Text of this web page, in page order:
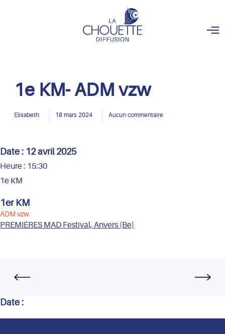
O
1e KM- ADM vzw
Elisabeth 18 mars 2024 Aucun commentaire
Date : 12 avril 2025
Heure : 15:30
1e KM
1er KM
ADM vzw
PREMIÈRES MAD Festival, Anvers (Be)
Date :